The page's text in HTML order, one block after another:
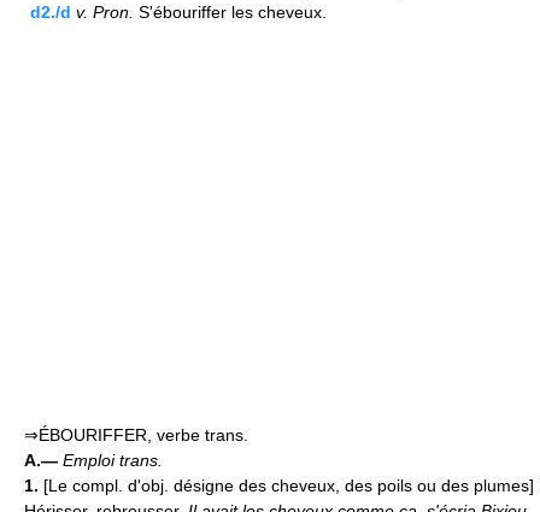
d2./d v. Pron. S'ébouriffer les cheveux.
⇒ÉBOURIFFER, verbe trans.
A.— Emploi trans.
1. [Le compl. d'obj. désigne des cheveux, des poils ou des plumes]